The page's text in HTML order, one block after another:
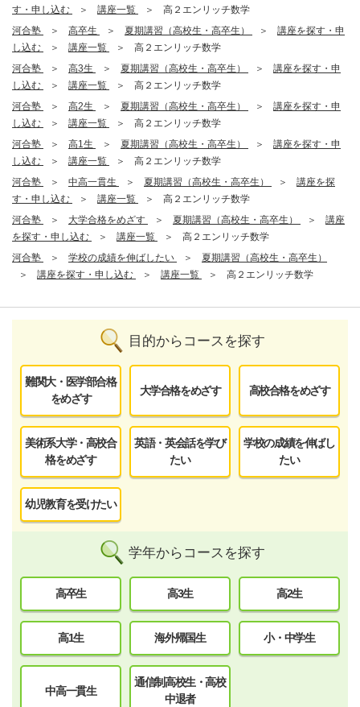
す・申し込む
講座一覧
高２エンリッチ数学
河合塾
高卒生 夏期講習（高校生・高卒生）
講座を探す・申
し込む
講座一覧
高２エンリッチ数学
河合塾
高3生 夏期講習（高校生・高卒生）
講座を探す・申
し込む
講座一覧
高２エンリッチ数学
河合塾
高2生 夏期講習（高校生・高卒生）
講座を探す・申
し込む
講座一覧
高２エンリッチ数学
河合塾
高1生 夏期講習（高校生・高卒生）
講座を探す・申
し込む
講座一覧
高２エンリッチ数学
河合塾
中高一貫生 夏期講習（高校生・高卒生）
講座を探
す・申し込む
講座一覧
高２エンリッチ数学
河合塾
大学合格をめざす 夏期講習（高校生・高卒生）
講座
を探す・申し込む
講座一覧
高２エンリッチ数学
河合塾
学校の成績を伸ばしたい
夏期講習（高校生・高卒生）
講座を探す・申し込む
講座一覧 高２エンリッチ数学
目的からコースを探す
難関大・医学部合格
をめざす
大学合格をめざす 高校合格をめざす
美術系大学・高校合
格をめざす
英語・英会話を学び
たい
学校の成績を伸ばし
たい
幼児教育を受けたい
学年からコースを探す
高卒生 高3生 高2生
高1生 海外帰国生 小・中学生
中高一貫生
通信制高校生・高校
中退者